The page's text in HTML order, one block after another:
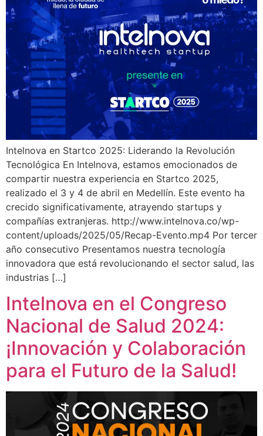
Intelnova en Startco 2025: Liderando la Revolución
Tecnológica En Intelnova, estamos emocionados de
compartir nuestra experiencia en Startco 2025,
realizado el 3 y 4 de abril en Medellín. Este evento ha
crecido significativamente, atrayendo startups y
compañías extranjeras. http://www.intelnova.co/wp-
content/uploads/2025/05/Recap-Evento.mp4 Por tercer
año consecutivo Presentamos nuestra tecnología
innovadora que está revolucionando el sector salud, las
industrias […]
Intelnova en el Congreso
Nacional de Salud 2024:
¡Innovación y Colaboración
para el Futuro de la Salud!